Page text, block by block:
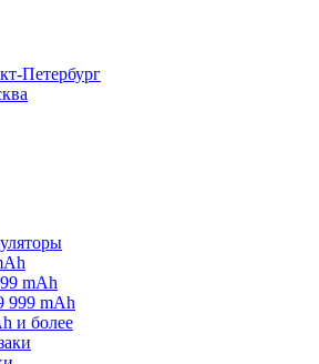
Петербург
mAh
999 mAh
и более